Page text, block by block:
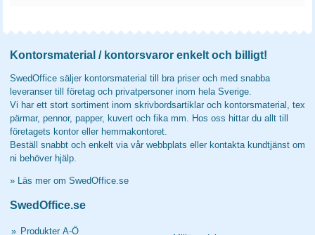
Kontorsmaterial / kontorsvaror enkelt och billigt!
SwedOffice säljer kontorsmaterial till bra priser och med snabba
leveranser till företag och privatpersoner inom hela Sverige.
Vi har ett stort sortiment inom skrivbordsartiklar och kontorsmaterial, tex
pärmar, pennor, papper, kuvert och fika mm. Hos oss hittar du allt till
företagets kontor eller hemmakontoret.
Beställ snabbt och enkelt via vår webbplats eller kontakta kundtjänst om
ni behöver hjälp.
» Läs mer om SwedOffice.se
SwedOffice.se
» Produkter A-Ö